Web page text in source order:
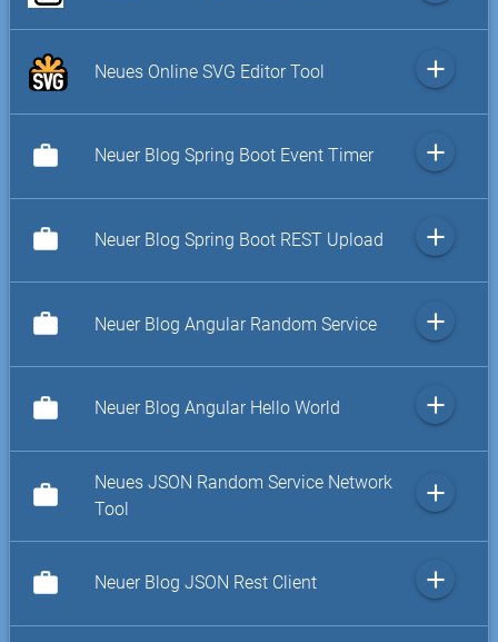
Neues Online SVG Editor Tool add
work Neuer Blog Spring Boot Event Timer add
work Neuer Blog Spring Boot REST Upload add
work Neuer Blog Angular Random Service add
work Neuer Blog Angular Hello World add
work
Neues JSON Random Service Network
Tool
add
work Neuer Blog JSON Rest Client add